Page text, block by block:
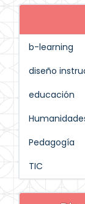
b-learning
diseño
educación
Pedagogía
TIC